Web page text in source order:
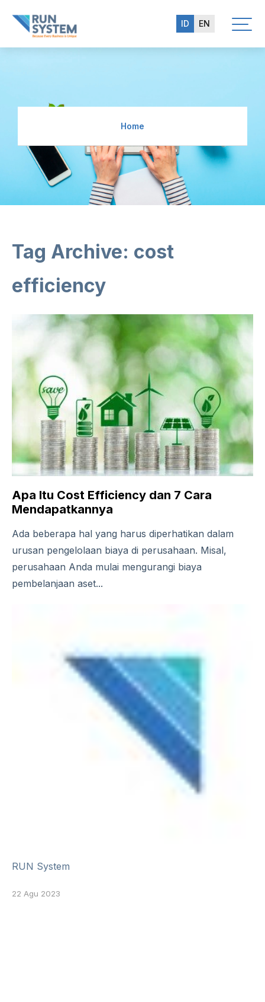
ID EN
Home
Tag Archive: cost
efficiency
Apa Itu Cost Efficiency dan 7 Cara
Mendapatkannya
Ada beberapa hal yang harus diperhatikan dalam
urusan pengelolaan biaya di perusahaan. Misal,
perusahaan Anda mulai mengurangi biaya
pembelanjaan aset...
RUN System
22 Agu 2023